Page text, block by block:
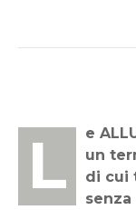
Le ALLUCINAZIONI (uso metaforico di
un
di cui